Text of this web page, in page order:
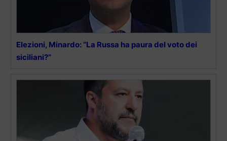
Elezioni, Minardo: “La Russa ha paura del voto dei
siciliani?”